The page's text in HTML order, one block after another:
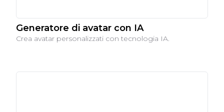
Generatore di avatar con IA
Crea avatar personalizzati con tecnologia IA.